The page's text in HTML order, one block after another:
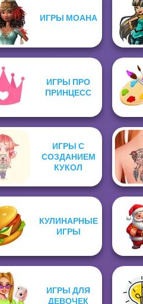
ИГРЫ МОАНА
ИГРЫ ПРО
ПРИНЦЕСС
ИГРЫ С
СОЗДАНИЕМ
КУКОЛ
КУЛИНАРНЫЕ
ИГРЫ
ИГРЫ ДЛЯ
ДЕВОЧЕК